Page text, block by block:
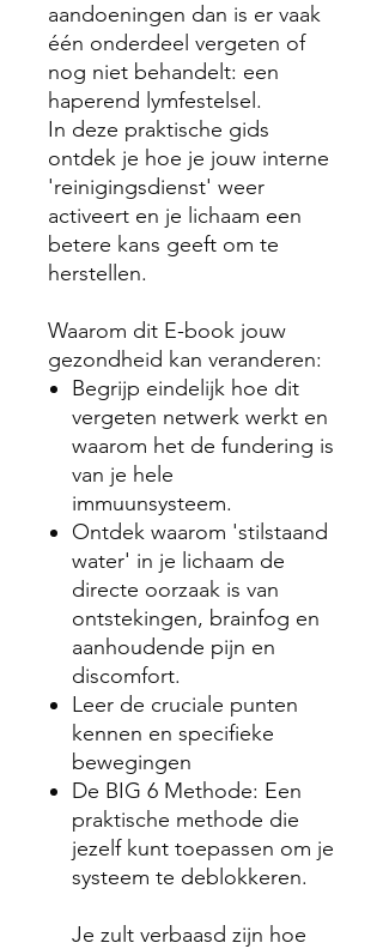
aandoeningen dan is er vaak
één onderdeel vergeten of
nog niet behandelt: een
haperend lymfestelsel.
In deze praktische gids
ontdek je hoe je jouw interne
'reinigingsdienst' weer
activeert en je lichaam een
betere kans geeft om te
herstellen.
Waarom dit E-book jouw
gezondheid kan veranderen:
Begrijp eindelijk hoe dit
vergeten netwerk werkt en
waarom het de fundering is
van je hele
immuunsysteem.
Ontdek waarom 'stilstaand
water' in je lichaam de
directe oorzaak is van
ontstekingen, brainfog en
aanhoudende pijn en
discomfort.
Leer de cruciale punten
kennen en specifieke
bewegingen
De BIG 6 Methode: Een
praktische methode die
jezelf kunt toepassen om je
systeem te deblokkeren.
Je zult verbaasd zijn hoe